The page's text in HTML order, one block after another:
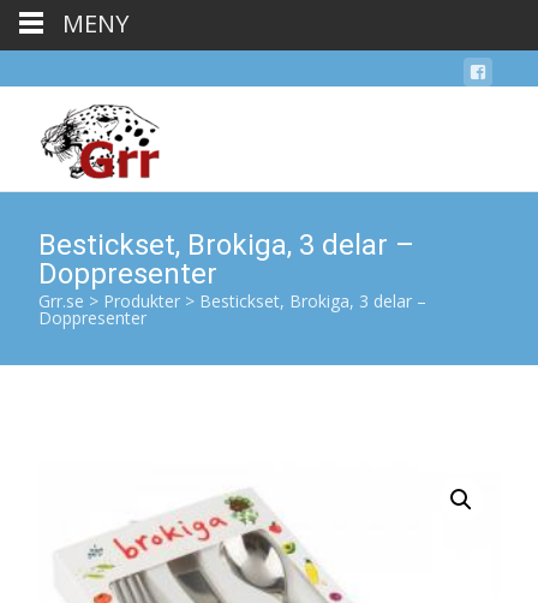
Bestickset, Brokiga, 3 delar –
Doppresenter
Grr.se > Produkter > Bestickset, Brokiga, 3 delar –
Doppresenter
MENY